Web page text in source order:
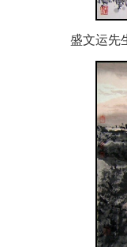
盛文运先